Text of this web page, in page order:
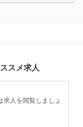
スメ求人
求人を閲覧しましょ